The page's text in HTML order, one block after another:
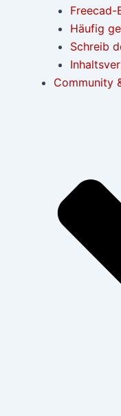
Freecad-
Häufig
Schreib
Community